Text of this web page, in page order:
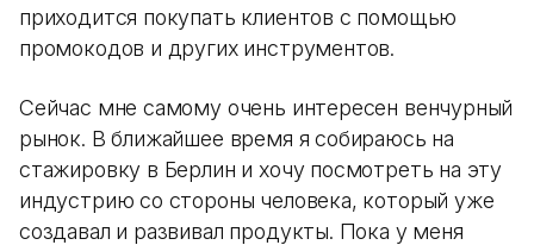
приходится покупать клиентов с помощью
промокодов и других инструментов.
Сейчас мне самому очень интересен венчурный
рынок. В ближайшее время я собираюсь на
стажировку в Берлин и хочу посмотреть на эту
индустрию со стороны человека, который уже
создавал и развивал продукты. Пока у меня